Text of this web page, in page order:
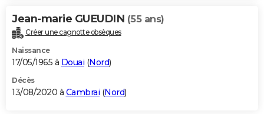
Jean-marie GUEUDIN (55 ans)
Créer une cagnotte obsèques
Naissance
17/05/1965 à Douai (Nord)
Décès
13/08/2020 à Cambrai (Nord)